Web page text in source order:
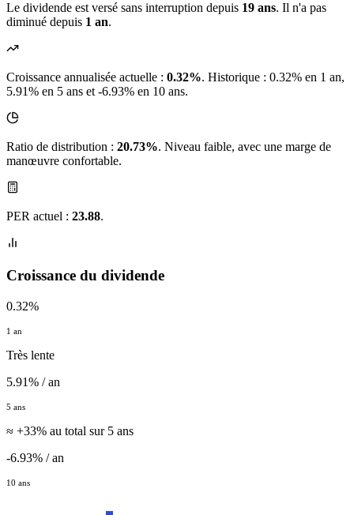
Le dividende est versé sans interruption depuis 19 ans. Il n'a pas
diminué depuis 1 an.
Croissance annualisée actuelle : 0.32%. Historique : 0.32% en 1 an,
5.91% en 5 ans et -6.93% en 10 ans.
Ratio de distribution : 20.73%. Niveau faible, avec une marge de
manœuvre confortable.
PER actuel : 23.88.
Croissance du dividende
0.32%
1 an
Très lente
5.91% / an
5 ans
≈ +33% au total sur 5 ans
-6.93% / an
10 ans